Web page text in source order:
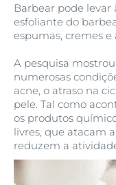
Barbear pode levar
esfoliante do
espumas, cremes e
A pesquisa
numerosas
acne, o atraso na
pele. Tal como
os produtos
livres, que atacam
reduzem a